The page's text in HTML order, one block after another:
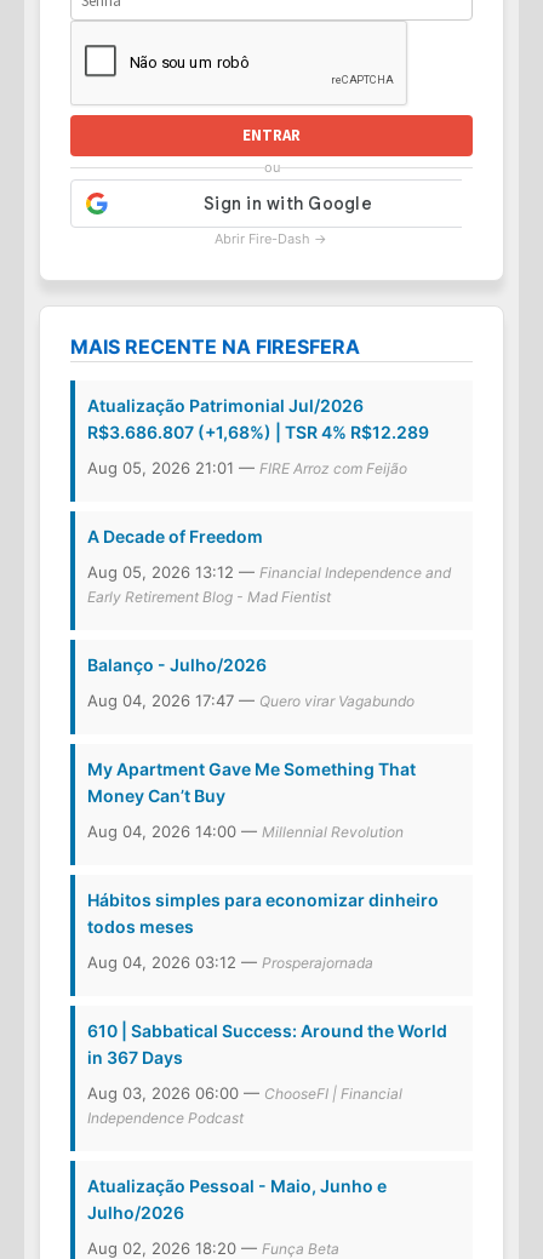
ENTRAR
ou
Abrir Fire-Dash →
MAIS RECENTE NA FIRESFERA
Atualização Patrimonial Jul/2026
R$3.686.807 (+1,68%) | TSR 4% R$12.289
Aug 05, 2026 21:01 — FIRE Arroz com Feijão
A Decade of Freedom
Aug 05, 2026 13:12 — Financial Independence and
Early Retirement Blog - Mad Fientist
Balanço - Julho/2026
Aug 04, 2026 17:47 — Quero virar Vagabundo
My Apartment Gave Me Something That
Money Can’t Buy
Aug 04, 2026 14:00 — Millennial Revolution
Hábitos simples para economizar dinheiro
todos meses
Aug 04, 2026 03:12 — Prosperajornada
610 | Sabbatical Success: Around the World
in 367 Days
Aug 03, 2026 06:00 — ChooseFI | Financial
Independence Podcast
Atualização Pessoal - Maio, Junho e
Julho/2026
Aug 02, 2026 18:20 — Funça Beta